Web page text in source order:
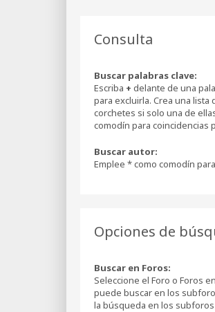
Consulta
Buscar palabras clave:
Escriba + delante de una
para excluirla. Crea una
corchetes si solo una de
comodín para coincidencias
Buscar autor:
Emplee * como comodín
Opciones de
Buscar en Foros:
Seleccione el Foro o Foros
puede buscar en los
la búsqueda en los